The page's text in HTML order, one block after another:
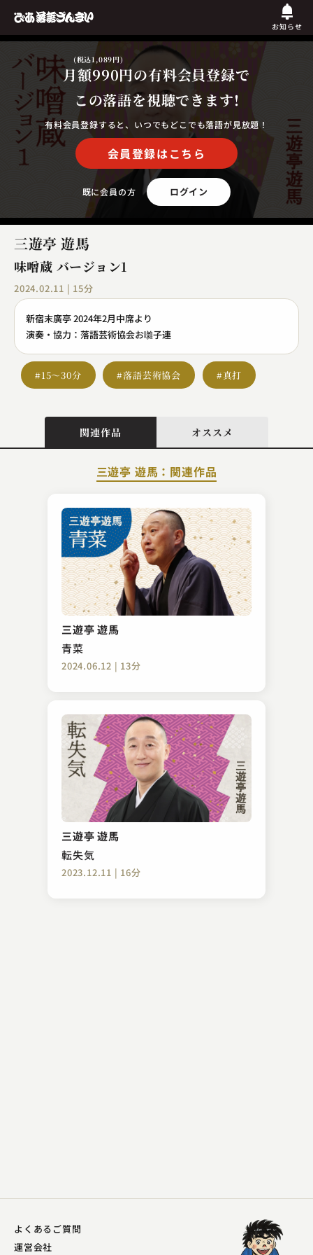
お知らせ
月額990円
(税込1,089円)
の有料会員登録で
この落語を視聴できます!
有料会員登録すると、いつでもどこでも落語が見放題！
会員登録はこちら
既に会員の方 ログイン
三遊亭 遊馬
味噌蔵 バージョン1
2024.02.11 | 15分
新宿末廣亭 2024年2月中席より
演奏・協力：落語芸術協会お囃子連
#15～30分 #落語芸術協会 #真打
関連作品 オススメ
三遊亭 遊馬：関連作品
三遊亭 遊馬
青菜
2024.06.12 | 13分
三遊亭 遊馬
転失気
2023.12.11 | 16分
桂 扇生
六尺棒
2023.12.24 | 15分
昔昔亭 桃之助
肥瓶
2025.02.20 | 16分
よくあるご質問
運営会社